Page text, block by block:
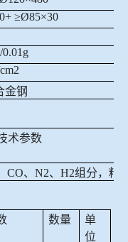
≥Ø85×30
金钢
术参数
CO、N2、H2组分，精
数量
单
位